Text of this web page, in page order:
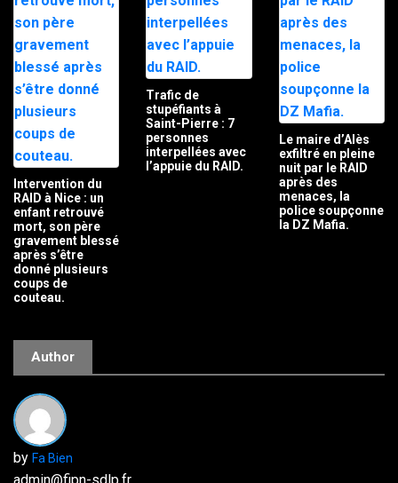
Intervention du
RAID à Nice : un
enfant retrouvé
mort, son père
gravement blessé
après s’être
donné plusieurs
coups de
couteau.
Trafic de
stupéfiants à
Saint-Pierre : 7
personnes
interpellées avec
l’appuie du RAID.
Le maire d’Alès
exfiltré en pleine
nuit par le RAID
après des
menaces, la
police soupçonne
la DZ Mafia.
Author
by Fa Bien